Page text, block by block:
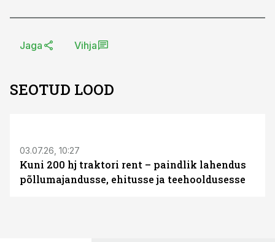
Jaga Vihja
SEOTUD LOOD
03.07.26, 10:27
Kuni 200 hj traktori rent – paindlik lahendus
põllumajandusse, ehitusse ja teehooldusesse